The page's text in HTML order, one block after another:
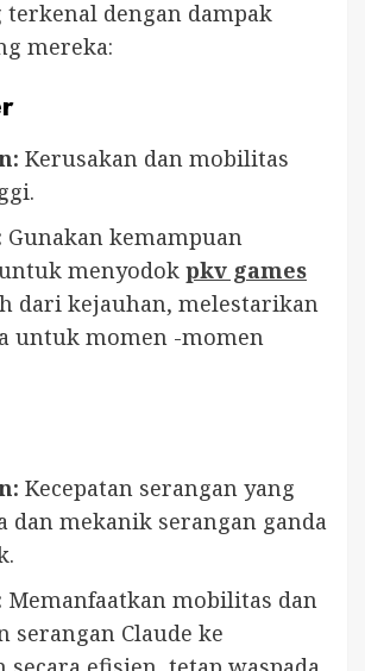
dengan dampak
mereka:
Kerusakan dan mobilitas
Gunakan kemampuan
menyodok pkv games
dari kejauhan, melestarikan
untuk momen -momen
Kecepatan serangan yang
dan mekanik serangan ganda
Memanfaatkan mobilitas dan
serangan Claude ke